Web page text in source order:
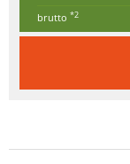
brutto *2